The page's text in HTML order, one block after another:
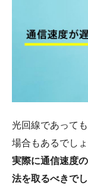
光回線であって
場合もあるでしょ
実際に通信速度
法を取るべきでし